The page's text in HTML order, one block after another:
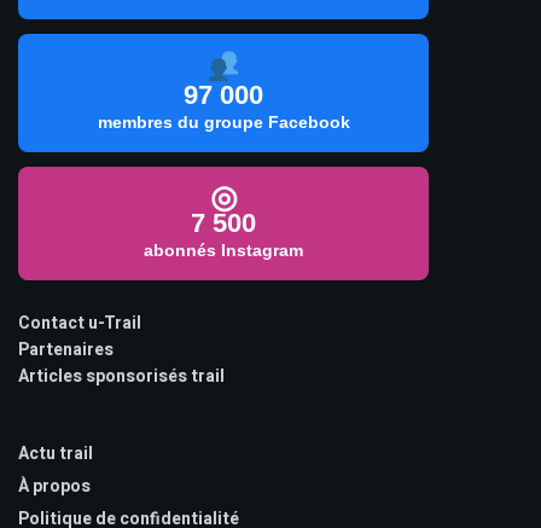
97 000
membres du groupe Facebook
◎
7 500
abonnés Instagram
Contact u-Trail
Partenaires
Articles sponsorisés trail
Actu trail
À propos
Politique de confidentialité